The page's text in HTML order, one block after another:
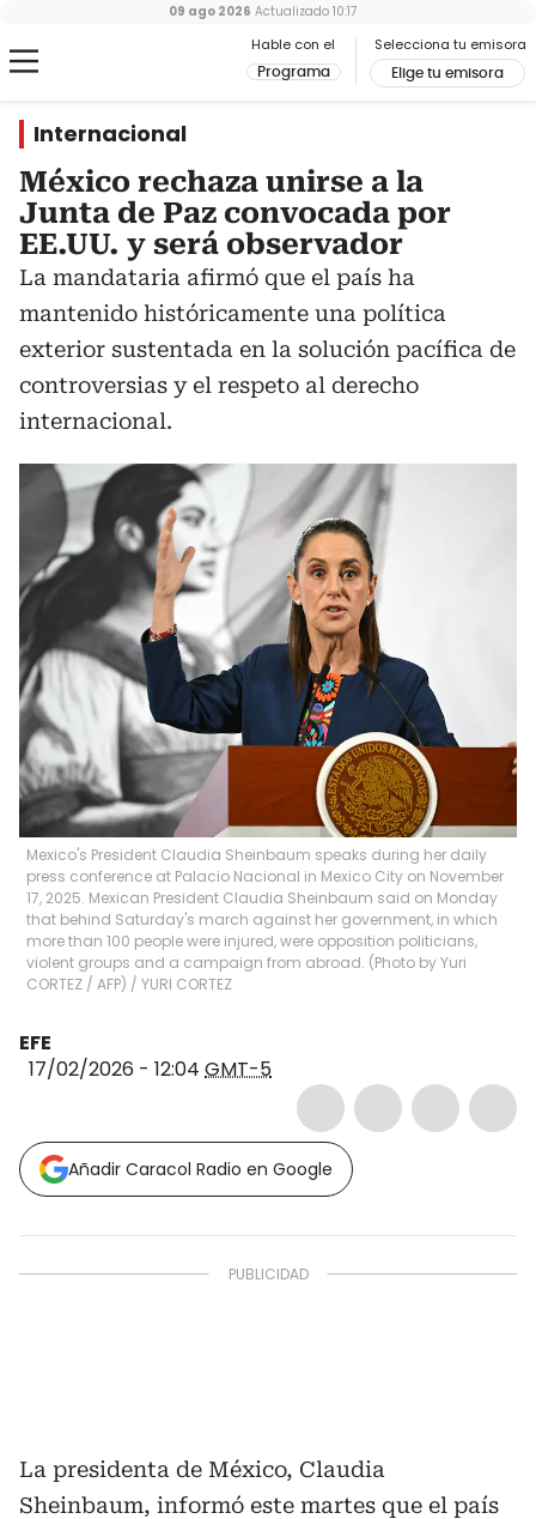
Hable con el
Programa
Selecciona tu emisora
Elige tu emisora
09 ago 2026 Actualizado 10:17
Internacional
México rechaza unirse a la
Junta de Paz convocada por
EE.UU. y será observador
La mandataria afirmó que el país ha
mantenido históricamente una política
exterior sustentada en la solución pacífica de
controversias y el respeto al derecho
internacional.
Mexico's President Claudia Sheinbaum speaks during her daily
press conference at Palacio Nacional in Mexico City on November
17, 2025. Mexican President Claudia Sheinbaum said on Monday
that behind Saturday's march against her government, in which
more than 100 people were injured, were opposition politicians,
violent groups and a campaign from abroad. (Photo by Yuri
CORTEZ / AFP) / YURI CORTEZ
EFE
17/02/2026 - 12:04 GMT-5
Añadir Caracol Radio en Google
La presidenta de México, Claudia
Sheinbaum, informó este martes que el país